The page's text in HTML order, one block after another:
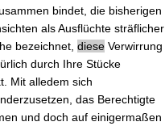
bindet, die bisherigen
als Ausflüchte sträflicher
bezeichnet,diese Verwirrung
durch Ihre Stücke
Mit alledem sich
das Berechtigte
und doch auf einigermaßen